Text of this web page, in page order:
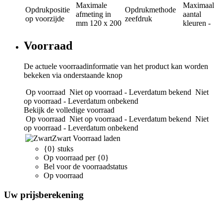
Opdrukpositie
op voorzijde
Maximale
afmeting in
mm 120 x 200
Opdrukmethode
zeefdruk
Maximaal
aantal
kleuren -
Voorraad
De actuele voorraadinformatie van het product kan worden
bekeken via onderstaande knop
Op voorraad Niet op voorraad - Leverdatum bekend Niet
op voorraad - Leverdatum onbekend
Bekijk de volledige voorraad
Op voorraad Niet op voorraad - Leverdatum bekend Niet
op voorraad - Leverdatum onbekend
Zwart Voorraad laden
{0} stuks
Op voorraad per {0}
Bel voor de voorraadstatus
Op voorraad
Uw prijsberekening